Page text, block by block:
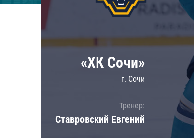
Локомотив
ЦСКА
Шанхайские Драконы
«ХК Сочи»
г. Сочи
Тренер:
Ставровский Евгений